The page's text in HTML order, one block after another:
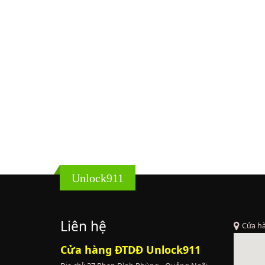
Unlock911
Liên hệ
Cửa hàng ĐTDĐ Unlock911
Cửa